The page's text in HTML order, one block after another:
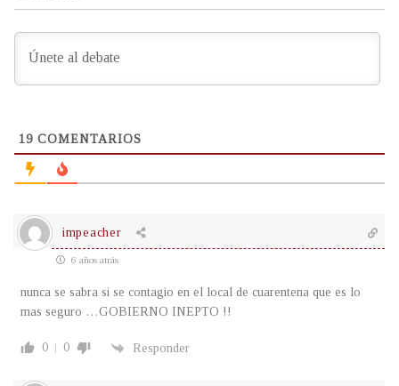
19 COMENTARIOS
impeacher
6 años atrás
nunca se sabra si se contagio en el local de cuarentena que es lo
mas seguro …GOBIERNO INEPTO !!
0 0 Responder